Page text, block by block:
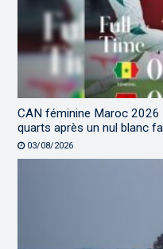
CAN féminine Maroc
quarts après un nul blanc
03/08/2026